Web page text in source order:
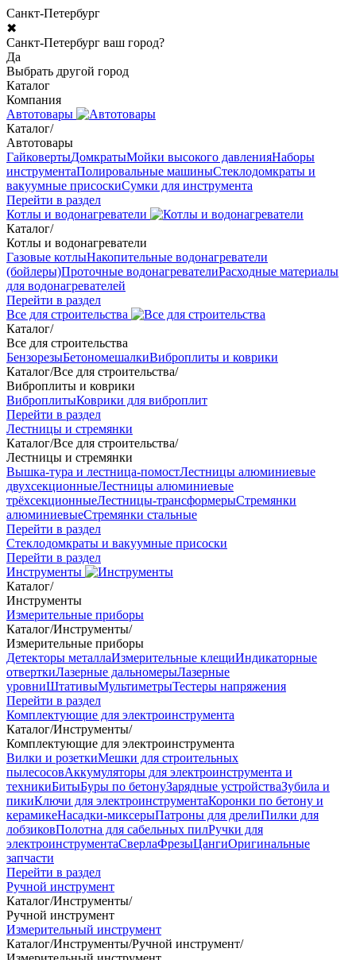
Санкт-Петербург
✖
Санкт-Петербург ваш город?
Да
Выбрать другой город
Каталог
Компания
Автотовары
Каталог/
Автотовары
ГайковертыДомкратыМойки высокого давленияНаборы
инструментаПолировальные машиныСтеклодомкраты и
вакуумные присоскиСумки для инструмента
Перейти в раздел
Котлы и водонагреватели
Каталог/
Котлы и водонагреватели
Газовые котлыНакопительные водонагреватели
(бойлеры)Проточные водонагревателиРасходные материалы
для водонагревателей
Перейти в раздел
Все для строительства
Каталог/
Все для строительства
БензорезыБетономешалкиВиброплиты и коврики
Каталог/Все для строительства/
Виброплиты и коврики
ВиброплитыКоврики для виброплит
Перейти в раздел
Лестницы и стремянки
Каталог/Все для строительства/
Лестницы и стремянки
Вышка-тура и лестница-помостЛестницы алюминиевые
двухсекционныеЛестницы алюминиевые
трёхсекционныеЛестницы-трансформерыСтремянки
алюминиевыеСтремянки стальные
Перейти в раздел
Стеклодомкраты и вакуумные присоски
Перейти в раздел
Инструменты
Каталог/
Инструменты
Измерительные приборы
Каталог/Инструменты/
Измерительные приборы
Детекторы металлаИзмерительные клещиИндикаторные
отверткиЛазерные дальномерыЛазерные
уровниШтативыМультиметрыТестеры напряжения
Перейти в раздел
Комплектующие для электроинструмента
Каталог/Инструменты/
Комплектующие для электроинструмента
Вилки и розеткиМешки для строительных
пылесосовАккумуляторы для электроинструмента и
техникиБитыБуры по бетонуЗарядные устройстваЗубила и
пикиКлючи для электроинструментаКоронки по бетону и
керамикеНасадки-миксерыПатроны для дрелиПилки для
лобзиковПолотна для сабельных пилРучки для
электроинструментаСверлаФрезыЦангиОригинальные
запчасти
Перейти в раздел
Ручной инструмент
Каталог/Инструменты/
Ручной инструмент
Измерительный инструмент
Каталог/Инструменты/Ручной инструмент/